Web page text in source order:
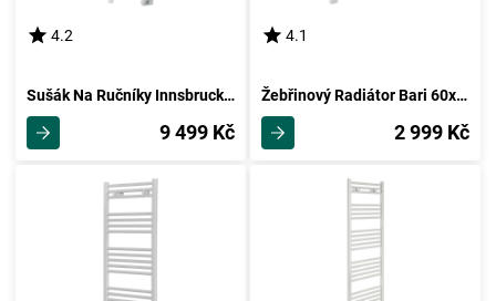
4.2
Sušák Na Ručníky Innsbruck I550 Šířka 55cm
9 499 Kč
4.1
Žebřinový Radiátor Bari 60x80,3 Cm
2 999 Kč